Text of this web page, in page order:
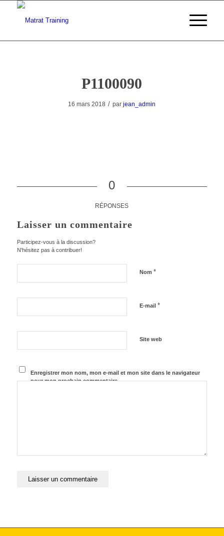
P1100090
16 mars 2018 / parjean_admin
0
RÉPONSES
Laisser un commentaire
Participez-vous à la discussion?
N'hésitez pas à contribuer!
Nom *
E-mail *
Site web
Enregistrer mon nom, mon e-mail et mon site dans le navigateur
pour mon prochain commentaire.